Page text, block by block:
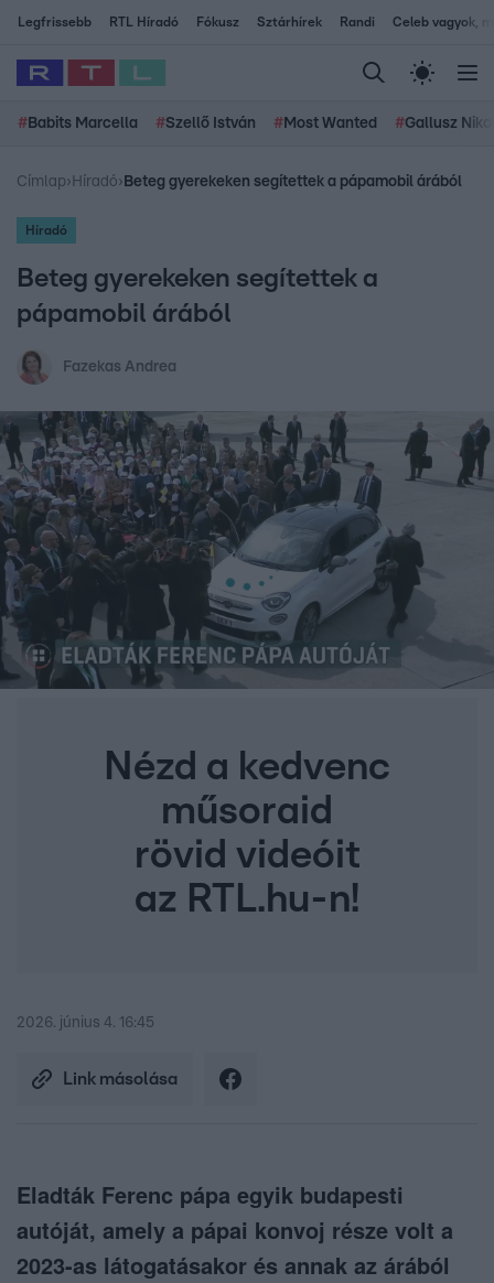
Legfrissebb RTL Híradó Fókusz Sztárhírek Randi Celeb vagyok,
# Babits Marcella #Szellő István # Most Wanted #Gallusz
Címlap› Híradó› Beteg gyerekeken segítettek a pápamobil árából
Híradó
Beteg gyerekeken segítettek a
pápamobil árából
Fazekas Andrea
Nézd a kedvenc
műsoraid
rövid videóit
az RTL.hu-n!
2026. június 4. 16:45
Link másolása
Eladták Ferenc pápa egyik budapesti
autóját, amely a pápai konvoj része volt a
2023-as látogatásakor és annak az árából